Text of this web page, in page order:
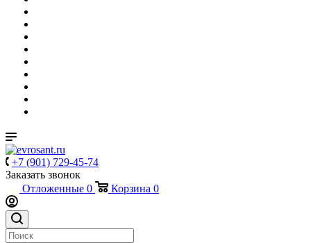
+7 (901) 729-45-74
Заказать звонок
Отложенные 0 Корзина 0